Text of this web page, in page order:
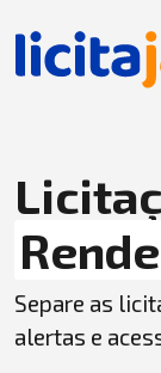
Separe as
alertas e